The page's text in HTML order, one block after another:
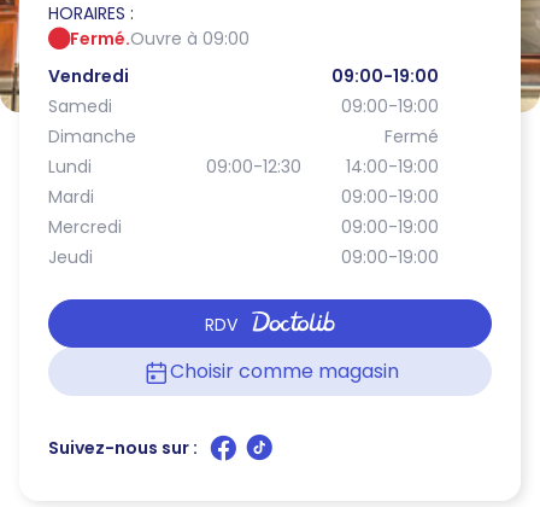
HORAIRES :
Fermé.Ouvre à 09:00
Vendredi
09:00-19:00
Samedi
09:00-19:00
Dimanche
Fermé
Lundi
09:00-12:30
14:00-19:00
Mardi
09:00-19:00
Mercredi
09:00-19:00
Jeudi
09:00-19:00
RDV
Choisir comme magasin
Suivez-nous sur :